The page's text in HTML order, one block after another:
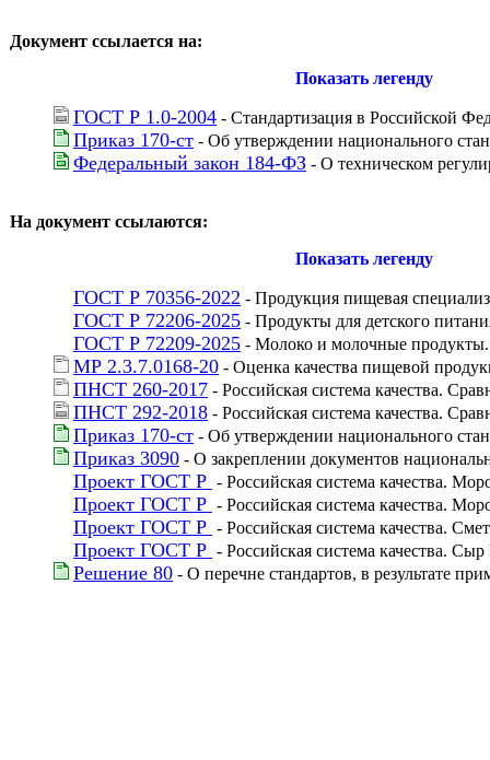
Документ ссылается на:
Показать легенду
ГОСТ Р 1.0-2004 - Стандартизация в Российской
Приказ 170-ст - Об утверждении национального
Федеральный закон 184-ФЗ - О техническом
На документ ссылаются:
Показать легенду
ГОСТ Р 70356-2022 - Продукция пищевая
ГОСТ Р 72206-2025 - Продукты для детского
ГОСТ Р 72209-2025 - Молоко и молочные
МР 2.3.7.0168-20 - Оценка качества пищевой
ПНСТ 260-2017 - Российская система качества.
ПНСТ 292-2018 - Российская система качества.
Приказ 170-ст - Об утверждении национального
Приказ 3090 - О закреплении документов
Проект ГОСТ Р - Российская система качества.
Проект ГОСТ Р - Российская система качества.
Проект ГОСТ Р - Российская система качества.
Проект ГОСТ Р - Российская система качества.
Решение 80 - О перечне стандартов, в результате